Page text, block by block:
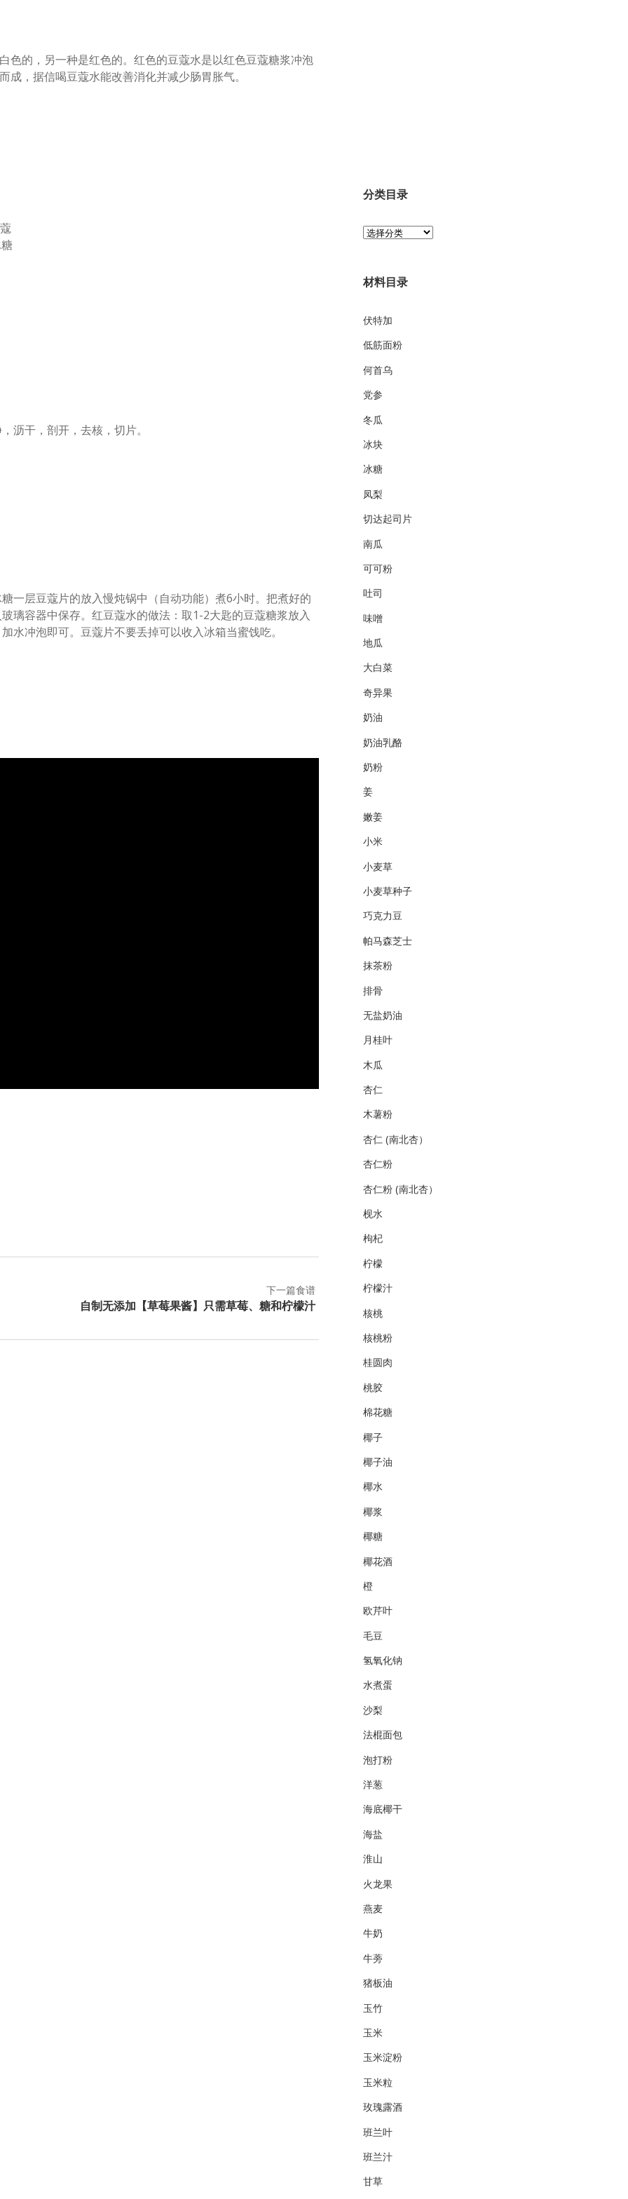
色的，另一种是红色的。红色的豆蔻水是以红色豆蔻糖浆冲泡
成，据信喝豆蔻水能改善消化并减少肠胃胀气。
沥干，剖开，去核，切片。
一层豆蔻片的放入慢炖锅中（自动功能）煮6小时。把煮好的
璃容器中保存。红豆蔻水的做法：取1-2大匙的豆蔻糖浆放入
水冲泡即可。豆蔻片不要丢掉可以收入冰箱当蜜饯吃。
下一篇食谱
自制无添加【草莓果酱】只需草莓、糖和柠檬汁
分类目录
分
录
材料目录
伏特加
低筋面粉
何首乌
党参
冬瓜
冰块
冰糖
凤梨
切达起司片
南瓜
可可粉
吐司
味噌
地瓜
大白菜
奇异果
奶油
奶油乳酪
奶粉
姜
嫩姜
小米
小麦草
小麦草种子
巧克力豆
帕马森芝士
抹茶粉
排骨
无盐奶油
月桂叶
木瓜
杏仁
木薯粉
杏仁 (南北杏）
杏仁粉
杏仁粉 (南北杏）
枧水
枸杞
柠檬
柠檬汁
核桃
核桃粉
桂圆肉
桃胶
棉花糖
椰子
椰子油
椰水
椰浆
椰糖
椰花酒
橙
欧芹叶
毛豆
氢氧化钠
水煮蛋
沙梨
法棍面包
泡打粉
洋葱
海底椰干
海盐
淮山
火龙果
燕麦
牛奶
牛蒡
猪板油
玉竹
玉米
玉米淀粉
玉米粒
玫瑰露酒
班兰叶
班兰汁
甘草